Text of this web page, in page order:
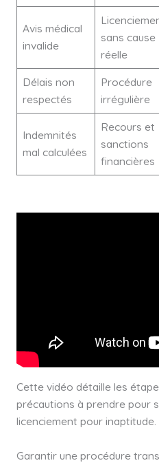
Avis médical
invalide
sans cause
réelle
Délais non
respectés
Procédure
irrégulière
Indemnités
mal calculées
Recours et
sanctions
financières
Cette vidéo détaille les
précautions à prendre pour
licenciement pour inaptitude.
Garantir une procédure